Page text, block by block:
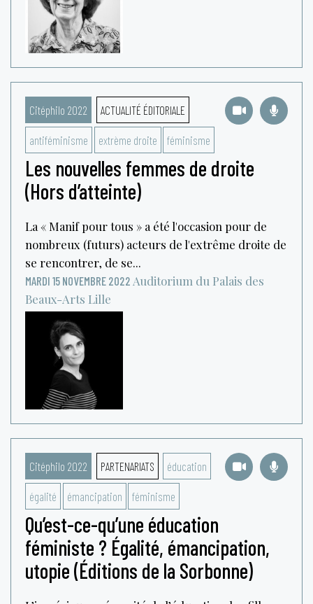
Citéphilo 2022 ACTUALITÉ ÉDITORIALE
antiféminisme extrème droite féminisme
Les nouvelles femmes de droite
(Hors d’atteinte)
La « Manif pour tous » a été l'occasion pour de
nombreux (futurs) acteurs de l'extrême droite de
se rencontrer, de se...
MARDI 15 NOVEMBRE 2022 Auditorium du Palais des
Beaux-Arts Lille
Citéphilo 2022 PARTENARIATS éducation
égalité émancipation féminisme
Qu’est-ce-qu’une éducation
féministe ? Égalité, émancipation,
utopie (Éditions de la Sorbonne)